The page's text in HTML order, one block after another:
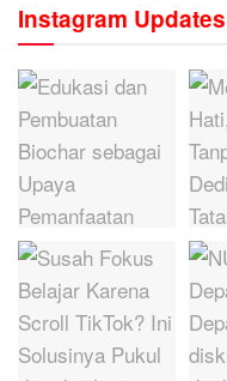
Instagram Updates